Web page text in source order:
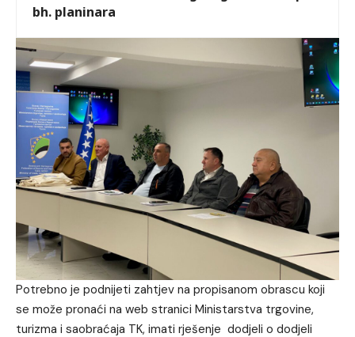
bh. planinara
Potrebno je podnijeti zahtjev na propisanom obrascu koji
se može pronaći na web stranici Ministarstva trgovine,
turizma i saobraćaja TK, imati rješenje dodjeli o dodjeli